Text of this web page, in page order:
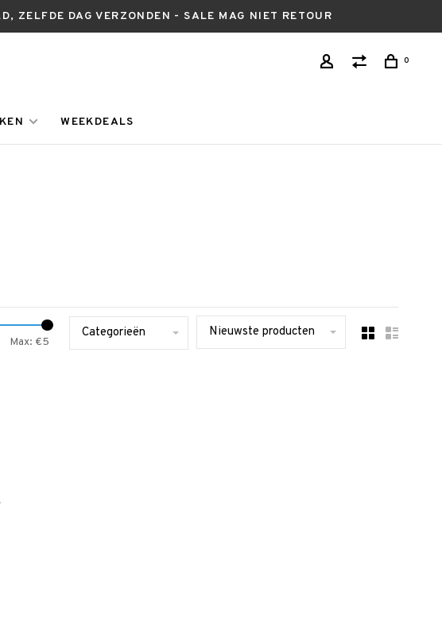
ZELFDE DAG VERZONDEN - SALE MAG NIET RETOUR
0
WEEKDEALS
Max: €5
Categorieën Nieuwste producten